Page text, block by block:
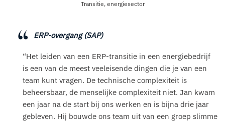
Transitie, energiesector
ERP-overgang (SAP)
“Het leiden van een ERP-transitie in een energiebedrijf
is een van de meest veeleisende dingen die je van een
team kunt vragen. De technische complexiteit is
beheersbaar, de menselijke complexiteit niet. Jan kwam
een jaar na de start bij ons werken en is bijna drie jaar
gebleven. Hij bouwde ons team uit van een groep slimme